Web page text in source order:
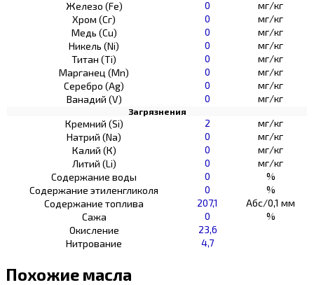
Железо (Fe)
0
мг/кг
Хром (Сг)
0
мг/кг
Медь (Cu)
0
мг/кг
Никель (Ni)
0
мг/кг
Титан (Ti)
0
мг/кг
Марганец (Mn)
0
мг/кг
Серебро (Ag)
0
мг/кг
Ванадий (V)
0 мг/кг
Загрязнения
Кремний (Si) 2
мг/кг
Натрий (Na)
0
мг/кг
Калий (К)
0
мг/кг
Литий (Li)
0
мг/кг
Содержание воды
0
%
Содержание этиленгликоля
0
%
Содержание топлива
207,1
Абс/0,1 мм
Сажа
0
%
Окисление
23,6
Нитрование
4,7
Похожие масла